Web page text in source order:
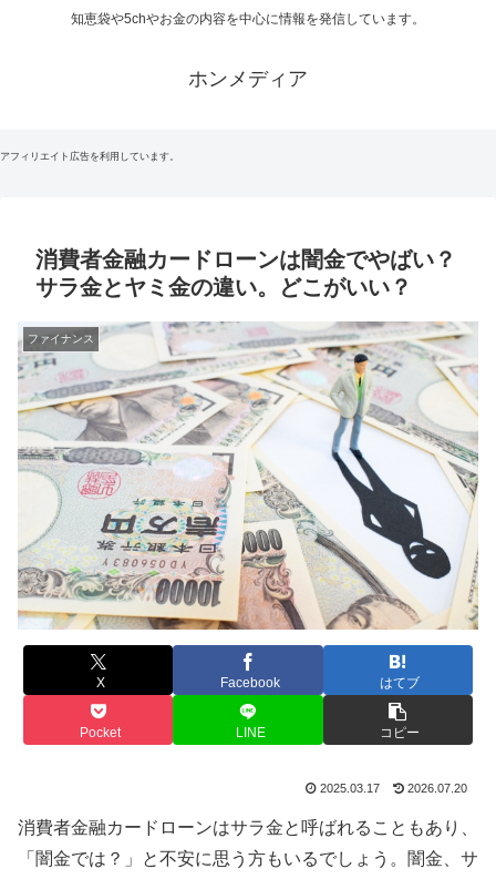
知恵袋や5chやお金の内容を中心に情報を発信しています。
ホンメディア
アフィリエイト広告を利用しています。
消費者金融カードローンは闇金でやばい？
サラ金とヤミ金の違い。どこがいい？
ファイナンス
X Facebook はてブ
Pocket LINE コピー
2025.03.17 2026.07.20
消費者金融カードローンはサラ金と呼ばれることもあり、
「闇金では？」と不安に思う方もいるでしょう。闇金、サ